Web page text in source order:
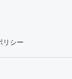
リシー